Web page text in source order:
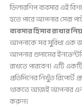
ডিলারশিপ ব্যবসার এই
হতে পারে আপনার সেরা
ব্যবসার হিসাব রাখার
আপনাকে সব সুবিধা এক
আপনার গুদামের
রাখতে পারবেন। এটি
প্রতিদিনের নিখুঁত রিপোর্ট
থাকতে আজই আপনার
করুন।